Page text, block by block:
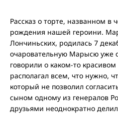
Рассказ о торте, названном в
рождения нашей героини.
Лончиньских, родилась 7
очаровательную Марысю уже
говорили о каком-то
располагал всем, что нужно,
который не позволил
сыном одному из генералов
друзьями неоднократно